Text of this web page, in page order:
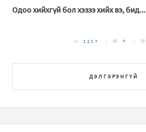
Одоо хийхгүй бол хэзээ хийх вэ, бид...
ДЭЛГЭРЭНГҮЙ
1217 7